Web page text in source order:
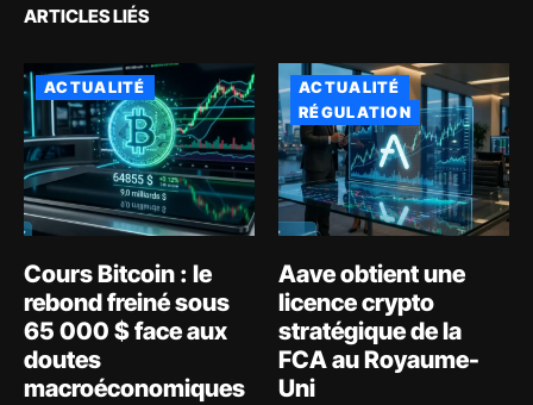
ARTICLES LIÉS
ACTUALITÉ
Cours Bitcoin : le
rebond freiné sous
65 000 $ face aux
doutes
macroéconomiques
ACTUALITÉ
RÉGULATION
Aave obtient une
licence crypto
stratégique de la
FCA au Royaume-
Uni